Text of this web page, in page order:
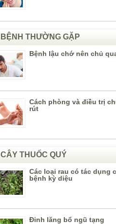
BỆNH THƯỜNG GẶP
Bệnh lậu chớ nên chủ
Cách phòng và điều trị
rút
CÂY THUỐC QUÝ
Các loại rau có tác dụng
bệnh kỳ diệu
Đinh lăng bổ ngũ tạng